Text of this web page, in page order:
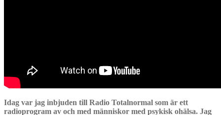
Idag var jag inbjuden till Radio Totalnormal som är ett
radioprogram av och med människor med psykisk ohälsa. Jag